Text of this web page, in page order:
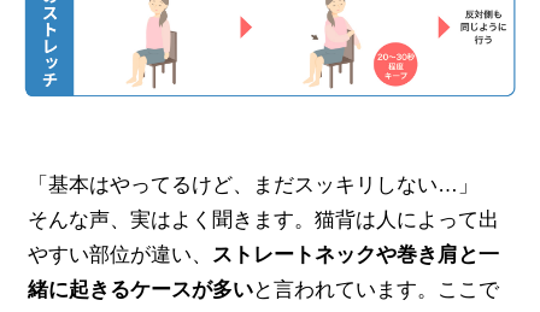
「基本はやってるけど、まだスッキリしない…」
そんな声、実はよく聞きます。猫背は人によって出
やすい部位が違い、 ストレートネックや巻き肩と一
緒に起きるケースが多いと言われています。ここで